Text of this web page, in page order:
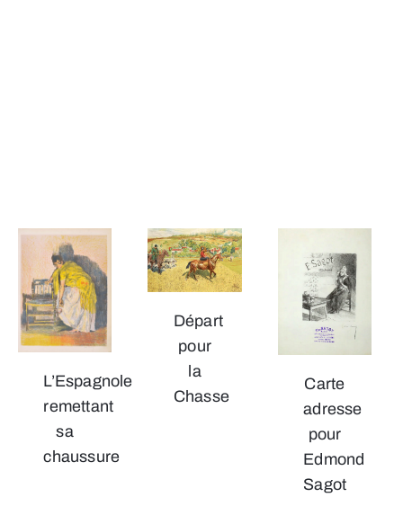
L’Espagnole
remettant
sa
chaussure
Départ
pour
la
Chasse
Carte
adresse
pour
Edmond
Sagot